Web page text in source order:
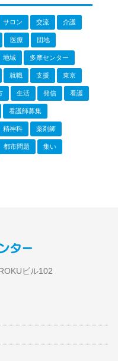
サロン 交流 介護
医療 団地
地域 多摩センター
就職 支援 東京
生活 発信 看護
看護師募集
精神科 薬剤師
都市問題 集い
ビル102